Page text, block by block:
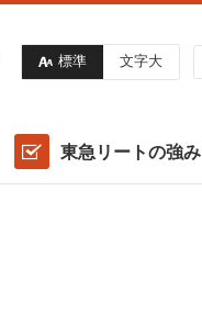
標準 文字大
東急リートの強み